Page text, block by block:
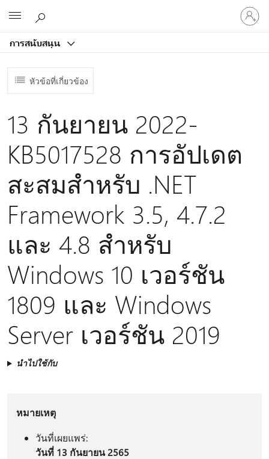
การสนับสนุน
ลงชื่อ
เข้า
บัญชี
หัวข้อที่เกี่ยวข้อง
13 กันยายน 2022-
KB5017528 การอัปเดต
สะสมสําหรับ .NET
Framework 3.5, 4.7.2
และ 4.8 สําหรับ
Windows 10 เวอร์ชัน
1809 และ Windows
Server เวอร์ชัน 2019
นำไปใช้กับ
หมายเหตุ
วันที่เผยแพร่:
วันที่ 13 กันยายน 2565